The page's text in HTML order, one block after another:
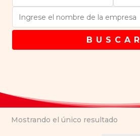
B U S C A R
Mostrando el único resultado